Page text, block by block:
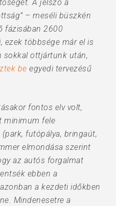
A jelszó a
– meséli büszkén
fázisában 2600
ezek többsége már el is
sokkal ottjártunk után,
be egyedi tervezésű
fontos elv volt,
minimum fele
futópálya, bringaút,
elmondása szerint
az autós forgalmat
ebben a
a kezdeti időkben
Mindenesetre a